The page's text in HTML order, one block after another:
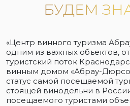
БУДЕМ
«Центр винного туризма
одним из важных объектов,
туристский поток
винным домом «Абрау-
статус самой посещаемой
стоящей винодельни в
посещаемого туристами